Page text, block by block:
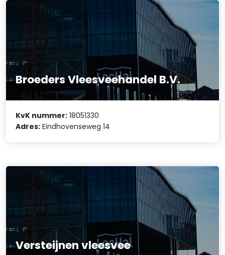
Broeders Vleesveehandel B.V.
KvK nummer: 18051330
Adres: Eindhovenseweg 14
Versteijnen vleesvee